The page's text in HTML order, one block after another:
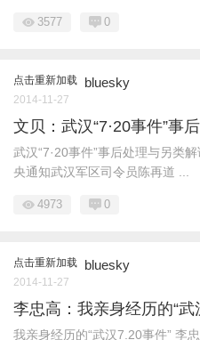
3577 0
点击重新加载 bluesky
2014-11-27
文贝：武汉“7·20事件”事
武汉“7·20事件”事后处理与另类
央通知武汉军区司令员陈再道 ...
4973 0
点击重新加载 bluesky
2014-11-27
李忠高：我亲身经历的“武
我亲身经历的“武汉7.20事件” 李